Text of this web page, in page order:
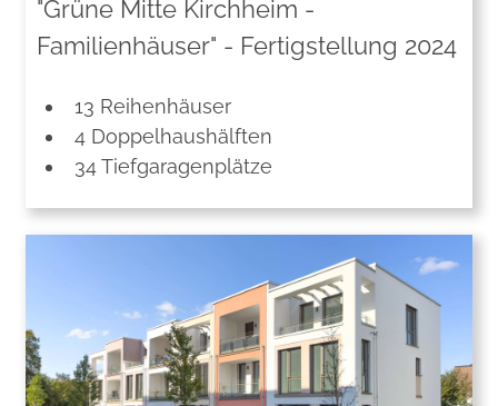
"Grüne Mitte Kirchheim -
Familienhäuser" - Fertigstellung 2024
13 Reihenhäuser
4 Doppelhaushälften
34 Tiefgaragenplätze